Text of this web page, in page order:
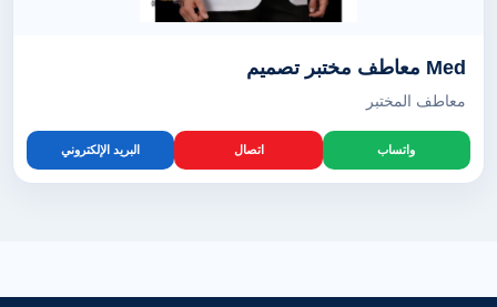
Med معاطف مختبر تصميم
معاطف المختبر
واتساب اتصال البريد الإلكتروني